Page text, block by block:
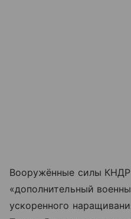
Вооружённые силы
«дополнительный
ускоренного